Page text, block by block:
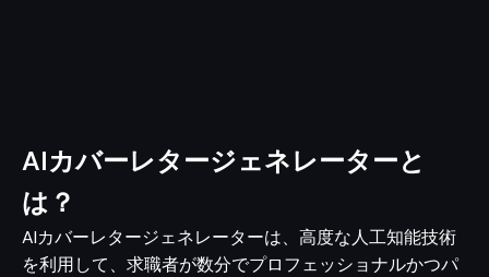
AIカバーレタージェネレーターと
は？
AIカバーレタージェネレーターは、高度な人工知能技術
を利用して、求職者が数分でプロフェッショナルかつパ